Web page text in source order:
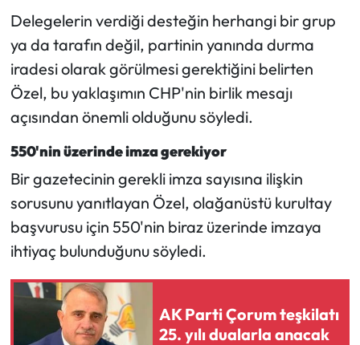
Delegelerin verdiği desteğin herhangi bir grup
ya da tarafın değil, partinin yanında durma
iradesi olarak görülmesi gerektiğini belirten
Özel, bu yaklaşımın CHP'nin birlik mesajı
açısından önemli olduğunu söyledi.
550'nin üzerinde imza gerekiyor
Bir gazetecinin gerekli imza sayısına ilişkin
sorusunu yanıtlayan Özel, olağanüstü kurultay
başvurusu için 550'nin biraz üzerinde imzaya
ihtiyaç bulunduğunu söyledi.
AK Parti Çorum teşkilatı
25. yılı dualarla anacak
Yayla Haber
Yemek Tarifleri
Yerel Haberler